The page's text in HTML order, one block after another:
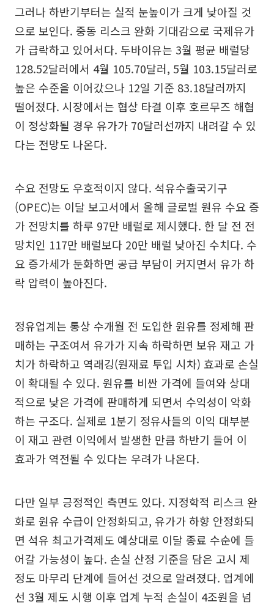
그러나 하반기부터는 실적 눈높이가 크게 낮아질 것
으로 보인다. 중동 리스크 완화 기대감으로 국제유가
가 급락하고 있어서다. 두바이유는 3월 평균 배럴당
128.52달러에서 4월 105.70달러, 5월 103.15달러로
높은 수준을 이어갔으나 12일 기준 83.18달러까지
떨어졌다. 시장에서는 협상 타결 이후 호르무즈 해협
이 정상화될 경우 유가가 70달러선까지 내려갈 수 있
다는 전망도 나온다.
수요 전망도 우호적이지 않다. 석유수출국기구
(OPEC)는 이달 보고서에서 올해 글로벌 원유 수요 증
가 전망치를 하루 97만 배럴로 제시했다. 한 달 전 전
망치인 117만 배럴보다 20만 배럴 낮아진 수치다. 수
요 증가세가 둔화하면 공급 부담이 커지면서 유가 하
락 압력이 높아진다.
정유업계는 통상 수개월 전 도입한 원유를 정제해 판
매하는 구조여서 유가가 지속 하락하면 보유 재고 가
치가 하락하고 역래깅(원재료 투입 시차) 효과로 손실
이 확대될 수 있다. 원유를 비싼 가격에 들여와 상대
적으로 낮은 가격에 판매하게 되면서 수익성이 악화
하는 구조다. 실제로 1분기 정유사들의 이익 대부분
이 재고 관련 이익에서 발생한 만큼 하반기 들어 이
효과가 역전될 수 있다는 우려가 나온다.
다만 일부 긍정적인 측면도 있다. 지정학적 리스크 완
화로 원유 수급이 안정화되고, 유가가 하향 안정화되
면 석유 최고가격제도 예상대로 이달 종료 수순에 들
어갈 가능성이 높다. 손실 산정 기준을 담은 고시 제
정도 마무리 단계에 들어선 것으로 알려졌다. 업계에
선 3월 제도 시행 이후 업계 누적 손실이 4조원을 넘